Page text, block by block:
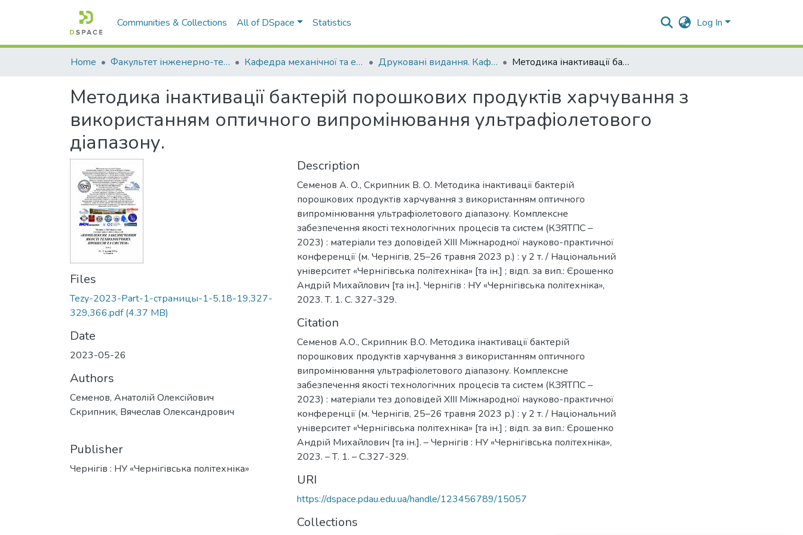
Communities & Collections All of DSpace Statistics Log In
Home Факультет інженерно-технологічний Кафедра механічної та електричної інженерії Друковані видання. Кафедра механічної та електричної інженерії Методика інактивації бактерій порошкових продуктів харчування з використанням оптичного випромінювання ультрафіолетового діапазону.
Методика інактивації бактерій порошкових продуктів харчування з
використанням оптичного випромінювання ультрафіолетового
діапазону.
Files
Tezy-2023-Part-1-страницы-1-5,18-19,327-
329,366.pdf(4.37 MB)
Date
2023-05-26
Authors
Семенов, Анатолій Олексійович
Скрипник, Вячеслав Олександрович
Publisher
Чернігів : НУ «Чернігівська політехніка»
Description
Семенов А. О., Скрипник В. О. Методика інактивації бактерій
порошкових продуктів харчування з використанням оптичного
випромінювання ультрафіолетового діапазону. Комплексне
забезпечення якості технологічних процесів та систем (КЗЯТПС –
2023) : матеріали тез доповідей XІІІ Міжнародної науково-практичної
конференції (м. Чернігів, 25–26 травня 2023 р.) : у 2 т. / Національний
університет «Чернігівська політехніка» [та ін.] ; відп. за вип.: Єрошенко
Андрій Михайлович [та ін.]. Чернігів : НУ «Чернігівська політехніка»,
2023. Т. 1. С. 327-329.
Citation
Семенов А.О., Скрипник В.О. Методика інактивації бактерій
порошкових продуктів харчування з використанням оптичного
випромінювання ультрафіолетового діапазону. Комплексне
забезпечення якості технологічних процесів та систем (КЗЯТПС –
2023) : матеріали тез доповідей XІІІ Міжнародної науково-практичної
конференції (м. Чернігів, 25–26 травня 2023 р.) : у 2 т. / Національний
університет «Чернігівська політехніка» [та ін.] ; відп. за вип.: Єрошенко
Андрій Михайлович [та ін.]. – Чернігів : НУ «Чернігівська політехніка»,
2023. – Т. 1. – С.327-329.
URI
https://dspace.pdau.edu.ua/handle/123456789/15057
Collections